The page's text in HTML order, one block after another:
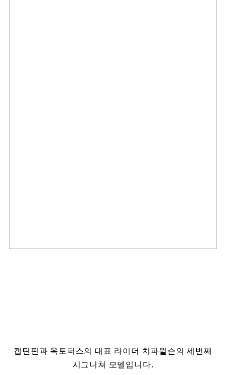
캡틴핀과 옥토퍼스의 대표 라이더 치파윌슨의 세번째
시그니쳐 모델입니다.